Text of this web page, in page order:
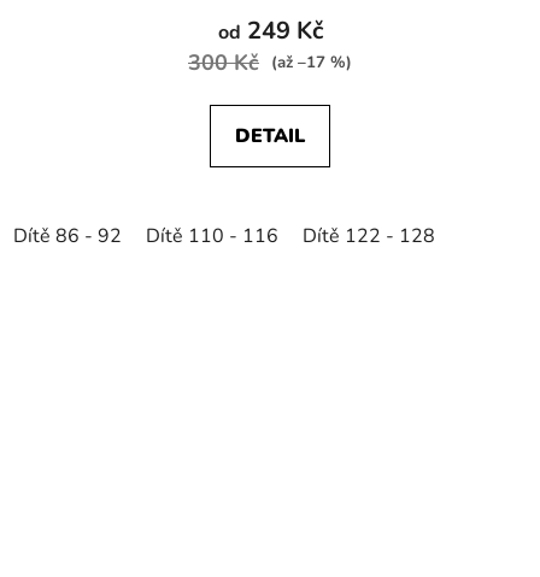
od 249 Kč
300 Kč (až –17 %)
DETAIL
Dítě 86 - 92 Dítě 110 - 116 Dítě 122 - 128